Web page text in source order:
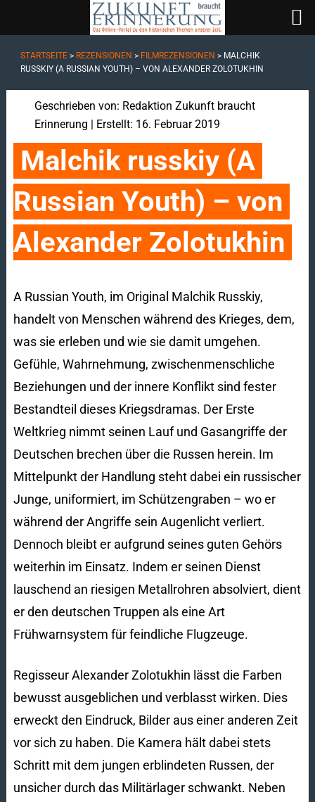
STARTSEITE> REZENSIONEN > FILMREZENSIONEN > MALCHIK
RUSSKIY (A RUSSIAN YOUTH) – VON ALEXANDER ZOLOTUKHIN
Geschrieben von: Redaktion Zukunft braucht
Erinnerung | Erstellt: 16. Februar 2019
Malchik russkiy (A
Russian Youth) – von
Alexander Zolotukhin
A Russian Youth, im Original Malchik Russkiy,
handelt von Menschen während des Krieges, dem,
was sie erleben und wie sie damit umgehen.
Gefühle, Wahrnehmung, zwischenmenschliche
Beziehungen und der innere Konflikt sind fester
Bestandteil dieses Kriegsdramas. Der Erste
Weltkrieg nimmt seinen Lauf und Gasangriffe der
Deutschen brechen über die Russen herein. Im
Mittelpunkt der Handlung steht dabei ein russischer
Junge, uniformiert, im Schützengraben – wo er
während der Angriffe sein Augenlicht verliert.
Dennoch bleibt er aufgrund seines guten Gehörs
weiterhin im Einsatz. Indem er seinen Dienst
lauschend an riesigen Metallrohren absolviert, dient
er den deutschen Truppen als eine Art
Frühwarnsystem für feindliche Flugzeuge.
Regisseur Alexander Zolotukhin lässt die Farben
bewusst ausgeblichen und verblasst wirken. Dies
erweckt den Eindruck, Bilder aus einer anderen Zeit
vor sich zu haben. Die Kamera hält dabei stets
Schritt mit dem jungen erblindeten Russen, der
unsicher durch das Militärlager schwankt. Neben